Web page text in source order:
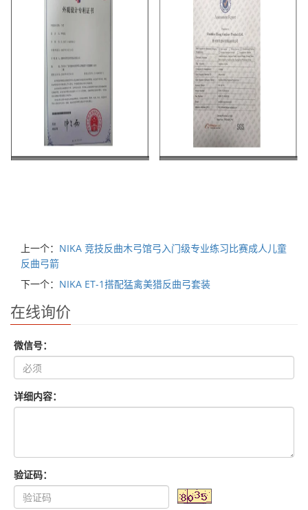
上一个： NIKA 竞技反曲木弓馆弓入门级专业练习比赛成人儿童
反曲弓箭
下一个： NIKA ET-1搭配猛禽美猎反曲弓套装
在线询价
微信号：
详细内容：
验证码：